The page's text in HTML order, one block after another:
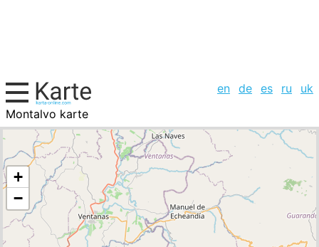
en de es ru
uk
Montalvo karte
Ecuador, Städte-Liste
+
−